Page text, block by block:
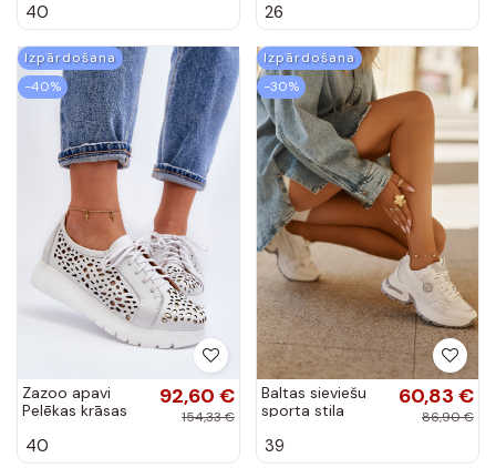
40 26
Izpārdošana
-40%
Zazoo apavi
Pelēkas krāsas
92,60 €
154,33 €
40
Izpārdošana
-30%
Baltas sieviešu
sporta stila
RR274A191
60,83 €
86,90 €
39